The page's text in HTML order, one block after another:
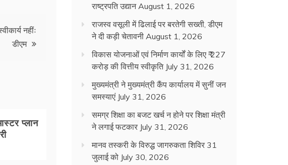
नहींः
डीएम
प्लान
राष्ट्रपति उद्यान August 1, 2026
राजस्व वसूली में ढिलाई पर बरतेगी सख्ती, डीएम
ने दी कड़ी चेतावनी August 1, 2026
विकास योजनाओं एवं निर्माण कार्यों के लिए ₹ 227
करोड़ की वित्तीय स्वीकृति July 31, 2026
मुख्यमंत्री ने मुख्यमंत्री कैंप कार्यालय में सुनीं जन
समस्याएं July 31, 2026
समग्र शिक्षा का बजट खर्च न होने पर शिक्षा मंत्री
ने लगाई फटकार July 31, 2026
मानव तस्करी के विरुद्ध जागरुकता शिविर 31
जुलाई को July 30, 2026